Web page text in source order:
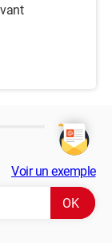
Voir un exemple